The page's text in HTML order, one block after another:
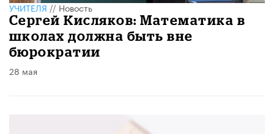
УЧИТЕЛЯ//Новость
Сергей Кисляков: Математика в
школах должна быть вне
бюрократии
28 мая